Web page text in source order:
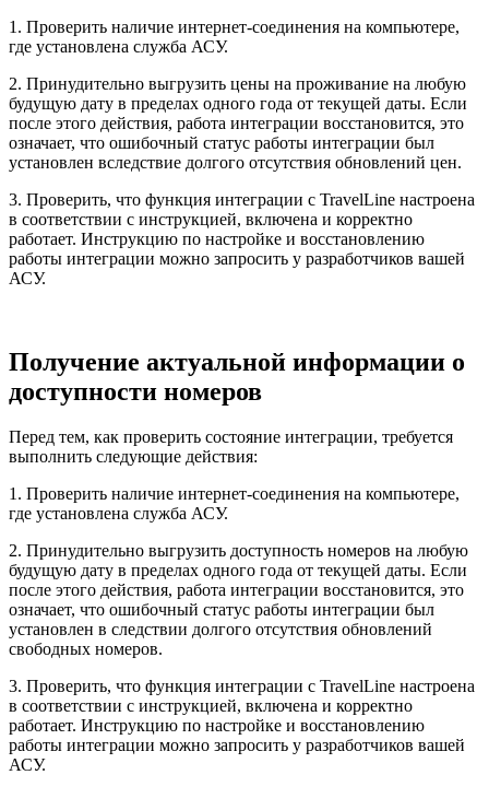
1. Проверить наличие интернет-соединения на компьютере,
где установлена служба АСУ.
2. Принудительно выгрузить цены на проживание на любую
будущую дату в пределах одного года от текущей даты. Если
после этого действия, работа интеграции восстановится, это
означает, что ошибочный статус работы интеграции был
установлен вследствие долгого отсутствия обновлений цен.
3. Проверить, что функция интеграции с TravelLine настроена
в соответствии с инструкцией, включена и корректно
работает. Инструкцию по настройке и восстановлению
работы интеграции можно запросить у разработчиков вашей
АСУ.
Получение актуальной информации о
доступности номеров
Перед тем, как проверить состояние интеграции, требуется
выполнить следующие действия:
1. Проверить наличие интернет-соединения на компьютере,
где установлена служба АСУ.
2. Принудительно выгрузить доступность номеров на любую
будущую дату в пределах одного года от текущей даты. Если
после этого действия, работа интеграции восстановится, это
означает, что ошибочный статус работы интеграции был
установлен в следствии долгого отсутствия обновлений
свободных номеров.
3. Проверить, что функция интеграции с TravelLine настроена
в соответствии с инструкцией, включена и корректно
работает. Инструкцию по настройке и восстановлению
работы интеграции можно запросить у разработчиков вашей
АСУ.